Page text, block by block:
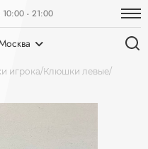
- 21:00
игрока Клюшки левые